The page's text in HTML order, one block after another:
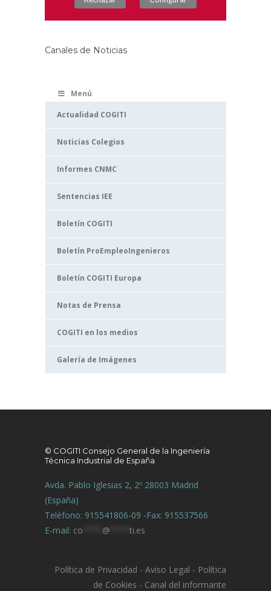
Canales de Noticias
Menú
Actualidad COGITI
Noticias Colegios
Informes CNMC
Sentencias IEE
Boletín COGITI
Boletín ProEmpleoIngenieros
Boletín COGITI Europa
Notas de Prensa
COGITI en los medios
Galería de Imágenes
© COGITI Consejo General de la Ingeniería
Técnica Industrial de España
Avda. Pablo Iglesias 2, 2º 28003 Madrid
(España)
Teléfono: 915541806-09 -Fax: 915537566
E-mail: co @ ti.es
Política de Privacidad - Aviso Legal - Política
de Cookies - Canal del informante